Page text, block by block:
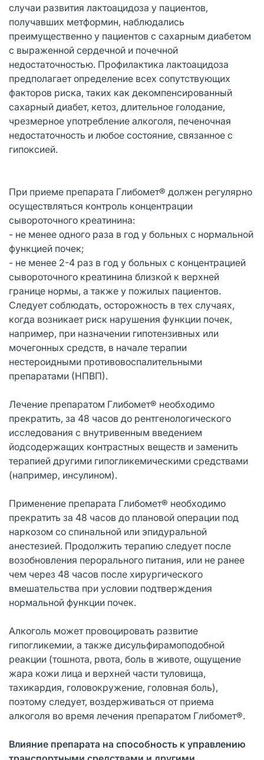
случаи развития лактоацидоза у пациентов,
получавших метформин, наблюдались
преимущественно у пациентов с сахарным диабетом
с выраженной сердечной и почечной
недостаточностью. Профилактика лактоацидоза
предполагает определение всех сопутствующих
факторов риска, таких как декомпенсированный
сахарный диабет, кетоз, длительное голодание,
чрезмерное употребление алкоголя, печеночная
недостаточность и любое состояние, связанное с
гипоксией.
При приеме препарата Глибомет® должен регулярно
осуществляться контроль концентрации
сывороточного креатинина:
- не менее одного раза в год у больных с нормальной
функцией почек;
- не менее 2-4 раз в год у больных с концентрацией
сывороточного креатинина близкой к верхней
границе нормы, а также у пожилых пациентов.
Следует соблюдать, осторожность в тех случаях,
когда возникает риск нарушения функции почек,
например, при назначении гипотензивных или
мочегонных средств, в начале терапии
нестероидными противовоспалительными
препаратами (НПВП).
Лечение препаратом Глибомет® необходимо
прекратить, за 48 часов до рентгенологического
исследования с внутривенным введением
йодсодержащих контрастных веществ и заменить
терапией другими гипогликемическими средствами
(например, инсулином).
Применение препарата Глибомет® необходимо
прекратить за 48 часов до плановой операции под
наркозом со спинальной или эпидуральной
анестезией. Продолжить терапию следует после
возобновления перорального питания, или не ранее
чем через 48 часов после хирургического
вмешательства при условии подтверждения
нормальной функции почек.
Алкоголь может провоцировать развитие
гипогликемии, а также дисульфирамоподобной
реакции (тошнота, рвота, боль в животе, ощущение
жара кожи лица и верхней части туловища,
тахикардия, головокружение, головная боль),
поэтому следует, воздерживаться от приема
алкоголя во время лечения препаратом Глибомет®.
Влияние препарата на способность к управлению